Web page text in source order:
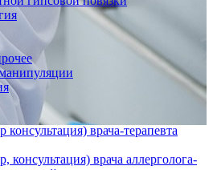
врача-терапевта
консультация) врача аллерголога-